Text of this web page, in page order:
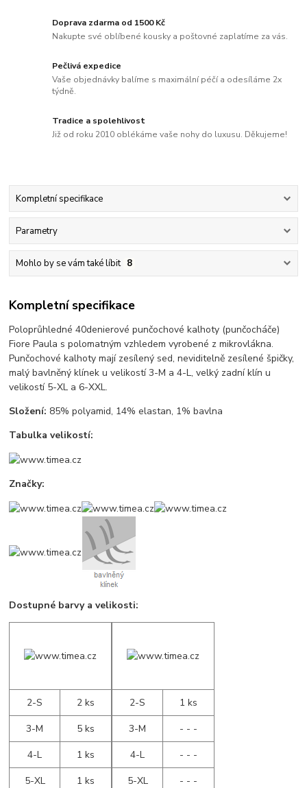
Doprava zdarma od 1500 Kč
Nakupte své oblíbené kousky a poštovné zaplatíme za vás.
Pečlivá expedice
Vaše objednávky balíme s maximální péčí a odesíláme 2x
týdně.
Tradice a spolehlivost
Již od roku 2010 oblékáme vaše nohy do luxusu. Děkujeme!
Kompletní specifikace
Parametry
Mohlo by se vám také líbit 8
Kompletní specifikace
Poloprůhledné 40denierové punčochové kalhoty (punčocháče)
Fiore Paula s polomatným vzhledem vyrobené z mikrovlákna.
Punčochové kalhoty mají zesílený sed, neviditelně zesílené špičky,
malý bavlněný klínek u velikostí 3-M a 4-L, velký zadní klín u
velikostí 5-XL a 6-XXL.
Složení: 85% polyamid, 14% elastan, 1% bavlna
Tabulka velikostí:
Značky:
Dostupné barvy a velikosti:
2-S
2 ks
3-M
5 ks
4-L
1 ks
5-XL
1 ks
2-S
1 ks
3-M
- - -
4-L
- - -
5-XL
- - -